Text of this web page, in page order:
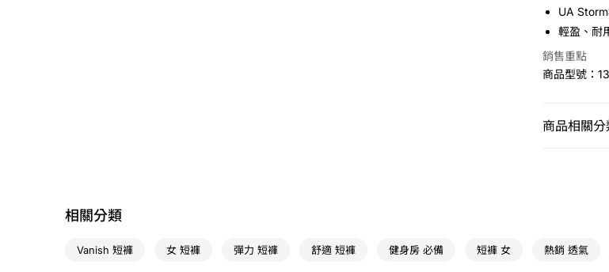
悠遊付
運送方式
免運費
UA
輕盈、耐
銷售重點
商品型號：
商品相關
相關分類
Vanish 短褲 女 短褲 彈力 短褲 舒適 短褲 健身房 必備 短褲 女 熱銷 透氣